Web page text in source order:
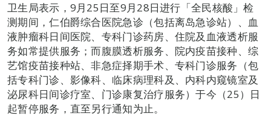
卫生局表示，9月25日至9月28日进行「全民核酸」检
测期间，仁伯爵综合医院急诊（包括离岛急诊站）、血
液肿瘤科日间医院、专科门诊药房、住院及血液透析服
务如常提供服务；而腹膜透析服务、院内疫苗接种、综
艺馆疫苗接种站、非急症择期手术、专科门诊服务（包
括专科门诊、影像科、临床病理科及、内科内窥镜室及
泌尿科日间诊疗室、门诊康复治疗服务）于今（25）日
起暂停服务，直至另行通知为止。